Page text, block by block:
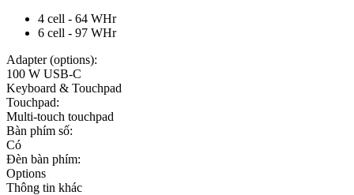
4 cell - 64 WHr
6 cell - 97 WHr
Adapter (options):
100 W USB-C
Keyboard & Touchpad
Touchpad:
Multi-touch touchpad
Bàn phím số:
Có
Đèn bàn phím:
Options
Thông tin khác